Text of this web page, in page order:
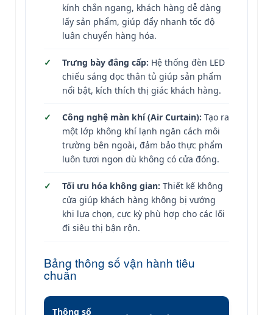
kính chắn ngang, khách hàng dễ dàng
lấy sản phẩm, giúp đẩy nhanh tốc độ
luân chuyển hàng hóa.
Trưng bày đẳng cấp: Hệ thống đèn LED
chiếu sáng dọc thân tủ giúp sản phẩm
nổi bật, kích thích thị giác khách hàng.
Công nghệ màn khí (Air Curtain): Tạo ra
một lớp không khí lạnh ngăn cách môi
trường bên ngoài, đảm bảo thực phẩm
luôn tươi ngon dù không có cửa đóng.
Tối ưu hóa không gian: Thiết kế không
cửa giúp khách hàng không bị vướng
khi lựa chọn, cực kỳ phù hợp cho các lối
đi siêu thị bận rộn.
Bảng thông số vận hành tiêu
chuẩn
Thông số